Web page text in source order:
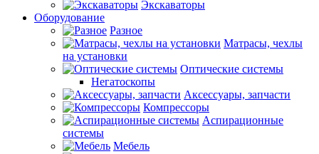
Экскаваторы
Оборудование
Разное
Матрасы, чехлы
на установки
Оптические системы
Негатоскопы
Аксессуары, запчасти
Компрессоры
Аспирационные
системы
Мебель